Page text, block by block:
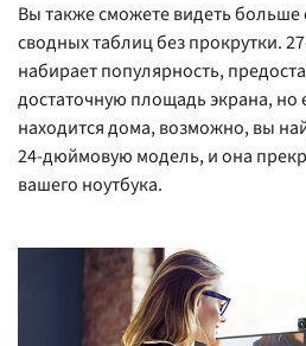
Вы также cможете видеть больше
сводных таблиц без прокрутки.
набирает популярность,
достаточную площадь экрана, но
находится дома, возможно, вы
24-дюймовую модель, и она
вашего ноутбука.